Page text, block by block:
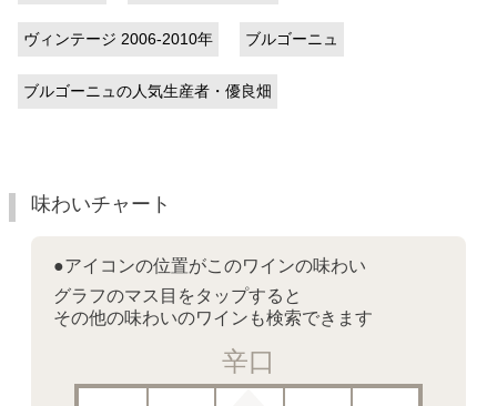
ヴィンテージ 2006-2010年 ブルゴーニュ
ブルゴーニュの人気生産者・優良畑
味わいチャート
●アイコンの位置がこのワインの味わい
グラフのマス目をタップすると
その他の味わいのワインも検索できます
辛口